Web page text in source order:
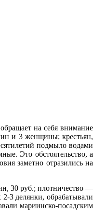
на себя внимание
и 3 женщины; крестьян,
подмыло водами
Это обстоятельство, а
заметно отразились на
30 руб.; плотничество —
3 делянки, обрабатывали
мариинско-посадским